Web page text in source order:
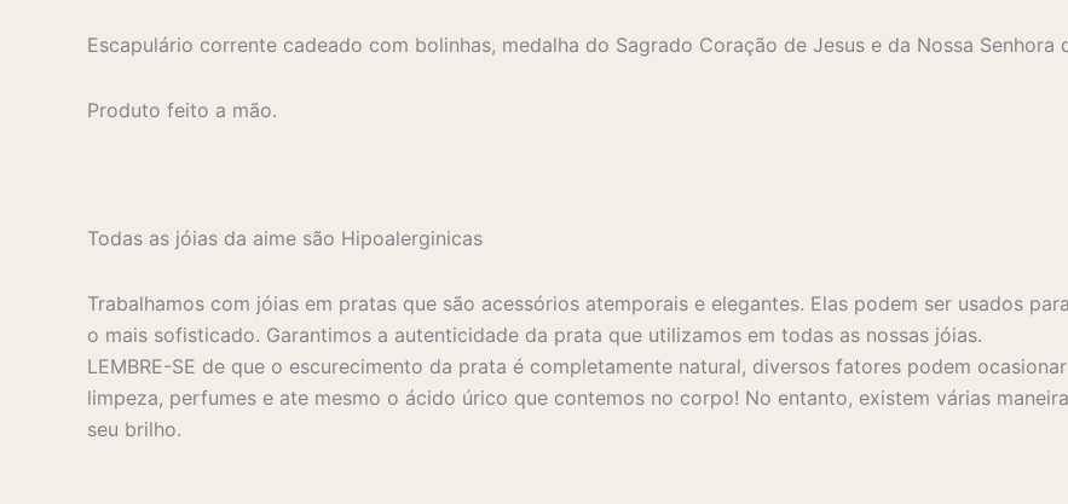
Escapulário corrente cadeado com bolinhas, medalha do Sagrado Coração de Jesus e da Nossa Senhora
Produto feito a mão.
Todas as jóias da aime são Hipoalerginicas
Trabalhamos com jóias em pratas que são acessórios atemporais e elegantes. Elas podem ser usados
o mais sofisticado. Garantimos a autenticidade da prata que utilizamos em todas as nossas jóias.
LEMBRE-SE de que o escurecimento da prata é completamente natural, diversos fatores podem
limpeza, perfumes e ate mesmo o ácido úrico que contemos no corpo! No entanto, existem várias
seu brilho.